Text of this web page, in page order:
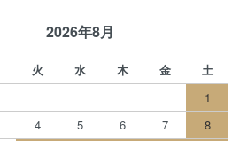
2026年8月
火 水 木 金
土
1
4 5 6 7
8